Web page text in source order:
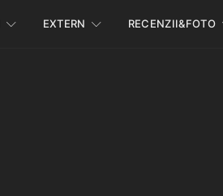
EXTERN RECENZII&FOTO